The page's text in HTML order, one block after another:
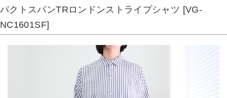
パクトスパンTRロンドンストライプシャツ [VG-
NC1601SF]